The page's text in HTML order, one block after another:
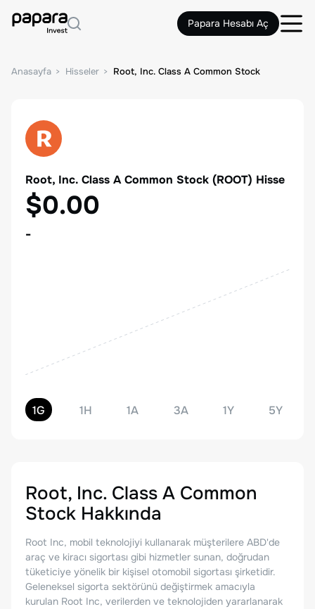
Papara Hesabı Aç
Anasayfa Hisseler Root, Inc. Class A Common Stock
Root, Inc. Class A Common Stock (ROOT) Hisse
$0.00
-
1G 1H 1A 3A 1Y 5Y
Root, Inc. Class A Common
Stock Hakkında
Root Inc, mobil teknolojiyi kullanarak müşterilere ABD'de
araç ve kiracı sigortası gibi hizmetler sunan, doğrudan
tüketiciye yönelik bir kişisel otomobil sigortası şirketidir.
Geleneksel sigorta sektörünü değiştirmek amacıyla
kurulan Root Inc, verilerden ve teknolojiden yararlanarak